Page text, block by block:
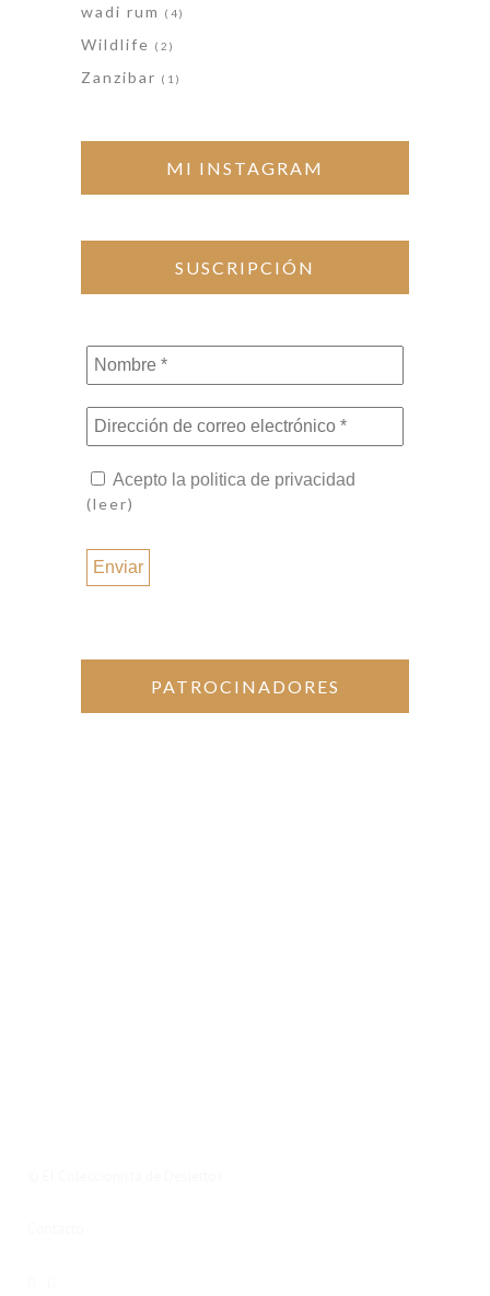
wadi rum (4)
Wildlife (2)
Zanzibar (1)
MI INSTAGRAM
SUSCRIPCIÓN
Nombre
*
Dirección
de
electrónico
*
Acepto la politica de privacidad
(leer)
PATROCINADORES